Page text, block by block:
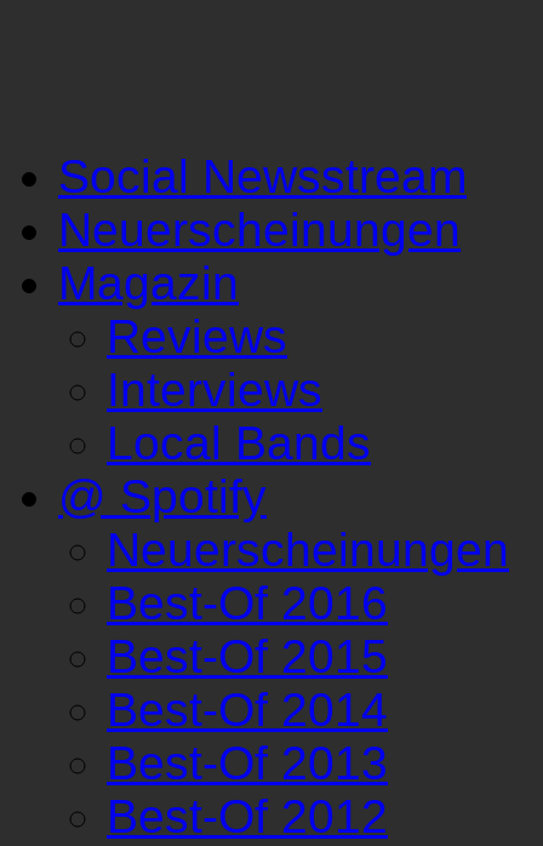
Social Newsstream
Neuerscheinungen
Magazin
Reviews
Interviews
Local Bands
@ Spotify
Neuerscheinungen
Best-Of 2016
Best-Of 2015
Best-Of 2014
Best-Of 2013
Best-Of 2012